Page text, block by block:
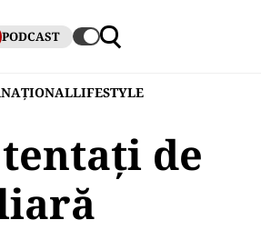
PODCAST
LIFESTYLE
de